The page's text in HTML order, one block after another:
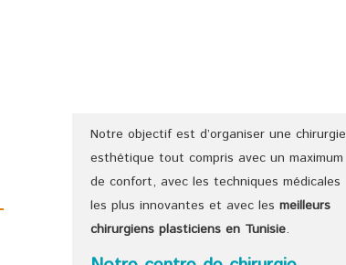
Notre objectif est d’organiser une chirurgie
esthétique tout compris avec un maximum
de confort, avec les techniques médicales
les plus innovantes et avec lesmeilleurs
chirurgiens plasticiens en Tunisie.